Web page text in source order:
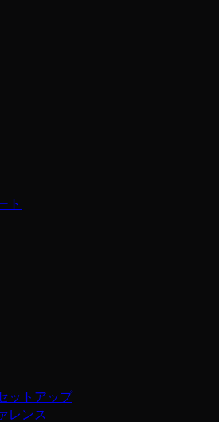
ト
ットアップ
レンス